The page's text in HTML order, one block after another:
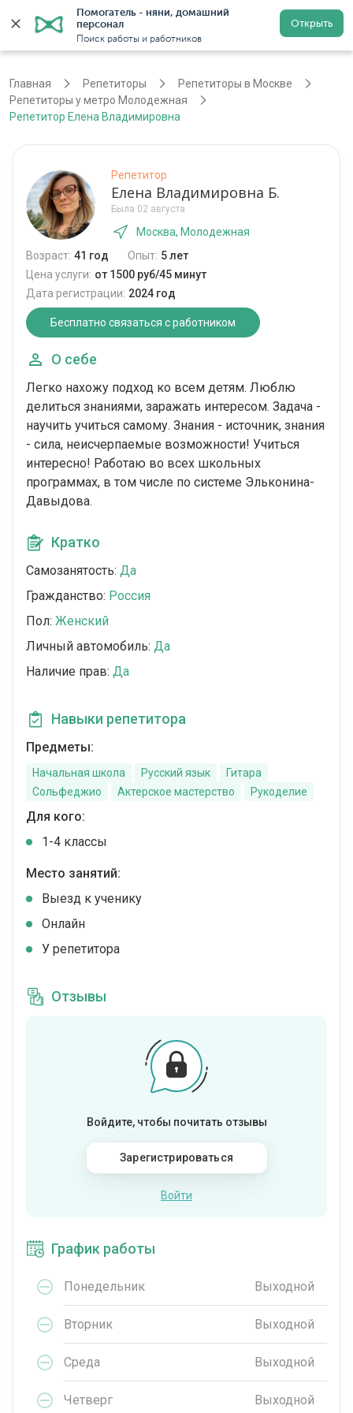
Помогатель - няни, домашний
персонал
Поиск работы и работников
Открыть
Регистрация
Главная Репетиторы
Репетиторы в Москве
Репетиторы у метро Молодежная
Репетитор Елена Владимировна
Репетитор
Елена Владимировна Б.
Была 02 августа
Москва, Молодежная
Возраст: 41 год Опыт: 5 лет
Цена услуги: от 1500 руб/45 минут
Дата регистрации: 2024 год
Бесплатно связаться с работником
О себе
Легко нахожу подход ко всем детям. Люблю
делиться знаниями, заражать интересом. Задача -
научить учиться самому. Знания - источник, знания
- сила, неисчерпаемые возможности! Учиться
интересно! Работаю во всех школьных
программах, в том числе по системе Эльконина-
Давыдова.
Кратко
Самозанятость: Да
Гражданство: Россия
Пол: Женский
Личный автомобиль: Да
Наличие прав: Да
Навыки репетитора
Предметы:
Начальная школа Русский язык
Гитара
Сольфеджио
Актерское мастерство Рукоделие
Для кого:
1-4 классы
Место занятий:
Выезд к ученику
Онлайн
У репетитора
Отзывы
Войдите, чтобы почитать отзывы
Зарегистрироваться
Войти
График работы
Понедельник Выходной
Вторник Выходной
Среда Выходной
Четверг Выходной